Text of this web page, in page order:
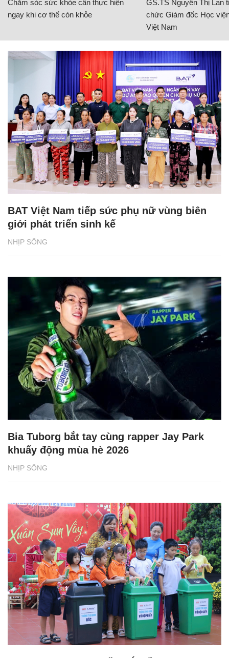
Bắc Bộ và Bắc Trung Bộ rét đậm rét hại từ ngày
Miền Bắc chuẩn bị đón đợt rét nhất từ đầu mùa
Đông, có thể xuất hiện mưa tuyết
Lào Cai Hà Giang không khí lạnh
đóng băng
rét buốt
băng giá Y Tý gió mùa mèo vạc
CÓ THỂ BẠN QUAN TÂM
Chăm sóc sức khỏe cần thực hiện
ngay khi cơ thể còn khỏe
GS.TS Nguyễn Thị Lan
chức Giám đốc Học
Việt Nam
NHỊP SỐNG
BAT Việt Nam tiếp sức phụ nữ vùng biên
giới phát triển sinh kế